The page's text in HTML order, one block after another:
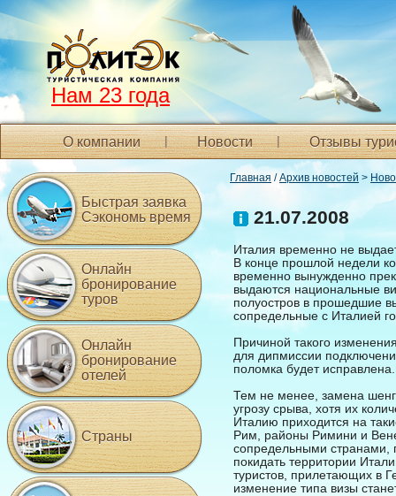
Нам 23 года
О компании Новости Отзывы
Главная /Архив новостей >
21.07.2008
Италия временно не
В конце прошлой недели
временно вынужденно
выдаются национальные
полуостров в прошедшие
сопредельные с Италией
Причиной такого
для дипмиссии
поломка будет исправлена.
Тем не менее, замена
угрозу срыва, хотя их
Италию приходится на
Рим, районы Римини и
сопредельными странами,
покидать территории
туристов, прилетающих в
изменение типа визы
Быстрая заявка
Сэкономь время
Онлайн
бронирование
туров
Онлайн
бронирование
отелей
Страны